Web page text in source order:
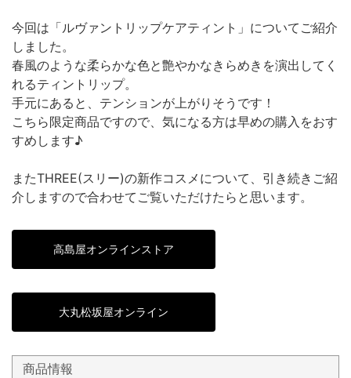
今回は「ルヴァントリップケアティント」についてご紹介
しました。
春風のような柔らかな色と艶やかなきらめきを演出してく
れるティントリップ。
手元にあると、テンションが上がりそうです！
こちら限定商品ですので、気になる方は早めの購入をおす
すめします♪
またTHREE(スリー)の新作コスメについて、引き続きご紹
介しますので合わせてご覧いただけたらと思います。
高島屋オンラインストア
大丸松坂屋オンライン
商品情報